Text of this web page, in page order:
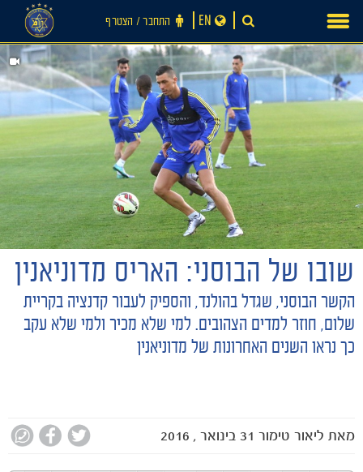
חדשות
content
התחבר ‪/‬ הצטרף EN
שובו של הבוסני: האריס מדוניאנין
הקשר הבוסני, שגדל בהולנד, והספיק לעבור קדנציה בקריית
שלום, חוזר למדים הצהובים. למי שלא מכיר ולמי שלא עקב
כך נראו השנים האחרונות של מדוניאנין
מאת ליאור טימור 31 בינואר , 2016